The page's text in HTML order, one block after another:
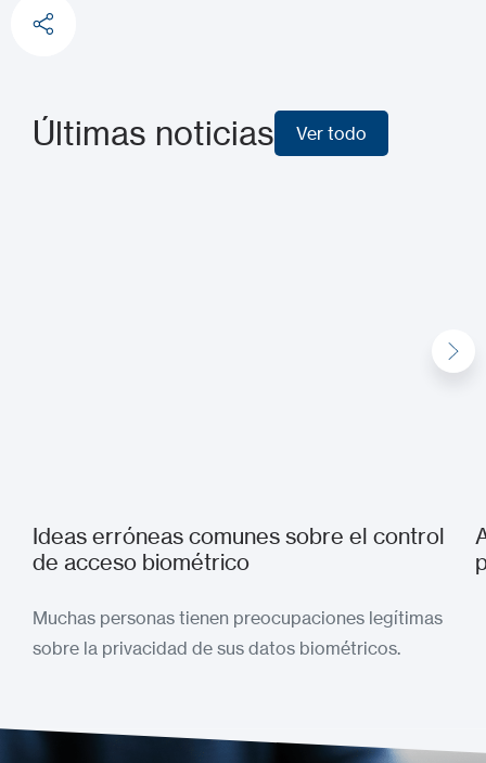
Últimas noticias Ver todo
Ideas erróneas comunes sobre el control
de acceso biométrico
Muchas personas tienen preocupaciones legítimas
sobre la privacidad de sus datos biométricos.